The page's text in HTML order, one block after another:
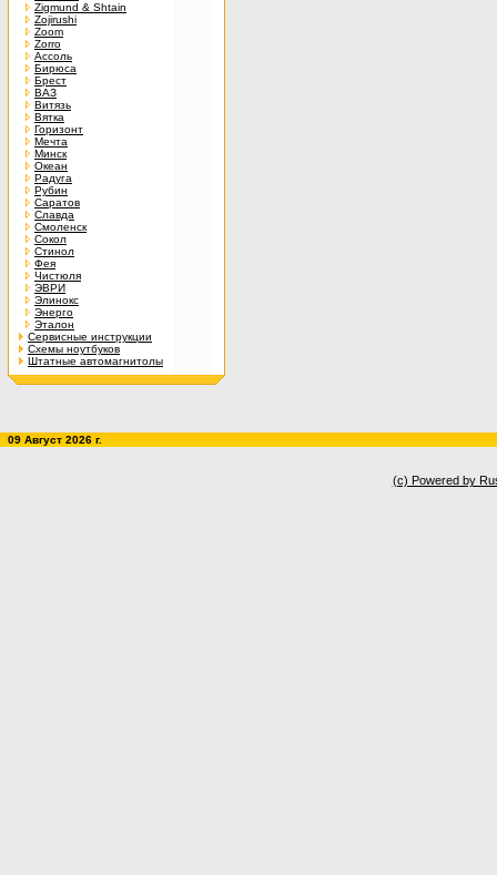
Zigmund & Shtain
Zojirushi
Zoom
Zorro
Ассоль
Бирюса
Брест
ВАЗ
Витязь
Вятка
Горизонт
Мечта
Минск
Океан
Радуга
Рубин
Саратов
Славда
Смоленск
Сокол
Стинол
Фея
Чистюля
ЭВРИ
Элинокс
Энерго
Эталон
Сервисные инструкции
Схемы ноутбуков
Штатные автомагнитолы
09 Август 2026 г.
(c) Powered by